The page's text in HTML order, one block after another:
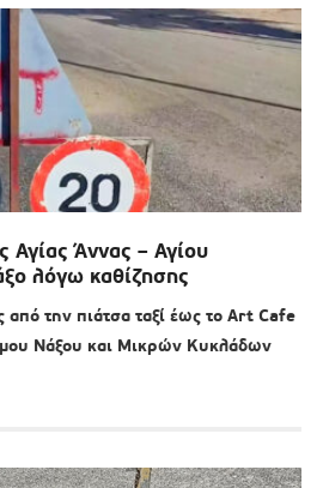
Αγίας Άννας – Αγίου
λόγω καθίζησης
την πιάτσα ταξί έως το Art Cafe
Νάξου και Μικρών Κυκλάδων